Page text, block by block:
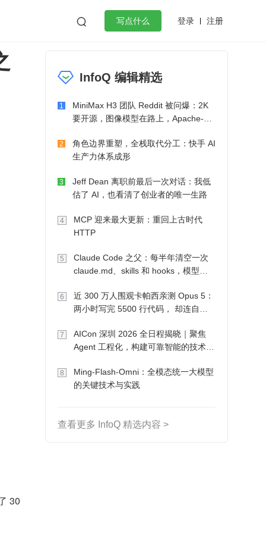
 写点什么 登录 注册
作
微服务架构 flutter
30
InfoQ 编辑精选
1
MiniMax H3 团队 Reddit 被问爆：2K
要开源，图像模型在路上，Apache-2.0
2
角色边界重塑，全栈取代分工：快手 AI
生产力体系成形
3
Jeff Dean 离职前最后一次对话：我低
估了 AI，也看清了创业者的唯一生路
4
MCP 迎来最大更新：重回上古时代
HTTP
5
Claude Code 之父：每半年清空一次
claude.md、skills 和 hooks，模型自
6
近 300 万人围观卡帕西亲测 Opus 5：
两小时写完 5500 行代码， 却连自己
7
AICon 深圳 2026 全日程揭晓｜聚焦
Agent 工程化，构建可靠智能的技术路
8
Ming-Flash-Omni：全模态统一大模型
的关键技术与实践
查看更多 InfoQ 精选内容 >